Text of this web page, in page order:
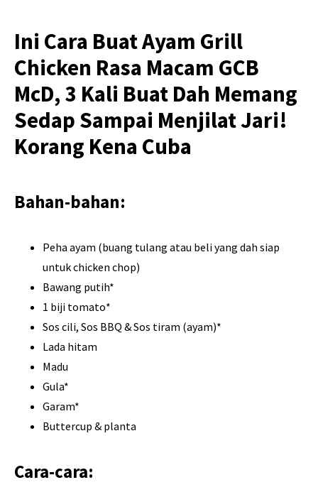
Ini Cara Buat Ayam Grill
Chicken Rasa Macam GCB
McD, 3 Kali Buat Dah Memang
Sedap Sampai Menjilat Jari!
Korang Kena Cuba
Bahan-bahan:
Peha ayam (buang tulang atau beli yang dah siap
untuk chicken chop)
Bawang putih*
1 biji tomato*
Sos cili, Sos BBQ & Sos tiram (ayam)*
Lada hitam
Madu
Gula*
Garam*
Buttercup & planta
Cara-cara: